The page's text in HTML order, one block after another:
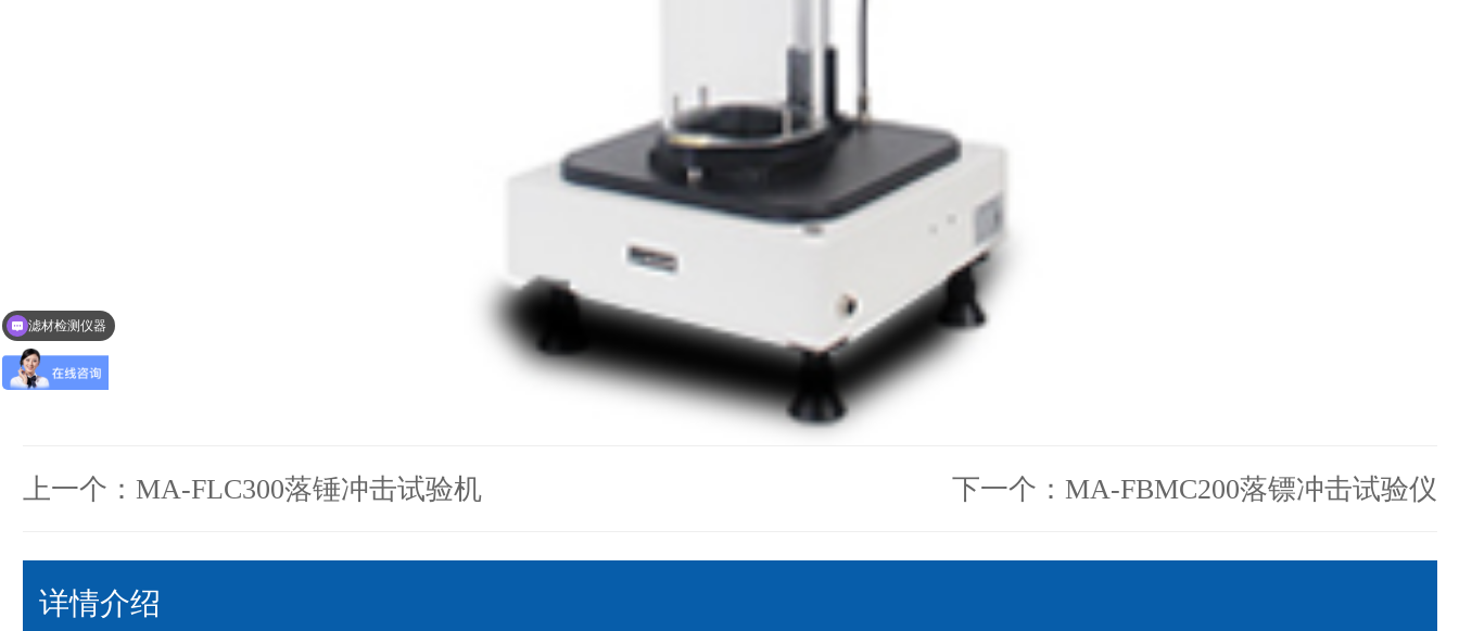
上一个：​MA-FLC300落锤冲击试验机 下一个：​MA-FBMC200落镖冲击试验仪
详情介绍
纸品检测仪器